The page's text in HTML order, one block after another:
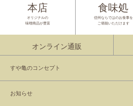
本店
オリジナルの
味噌商品が豊富
食味処
信州ならではのお食事を
ご堪能いただけます
オンライン通販
すや亀のコンセプト
お知らせ